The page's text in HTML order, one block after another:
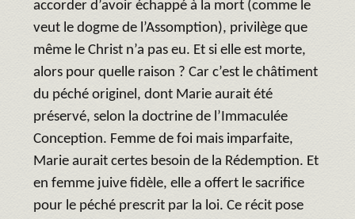
accorder d’avoir échappé à la mort (comme le
veut le dogme de l’Assomption), privilège que
même le Christ n’a pas eu. Et si elle est morte,
alors pour quelle raison ? Car c’est le châtiment
du péché originel, dont Marie aurait été
préservé, selon la doctrine de l’Immaculée
Conception. Femme de foi mais imparfaite,
Marie aurait certes besoin de la Rédemption. Et
en femme juive fidèle, elle a offert le sacrifice
pour le péché prescrit par la loi. Ce récit pose